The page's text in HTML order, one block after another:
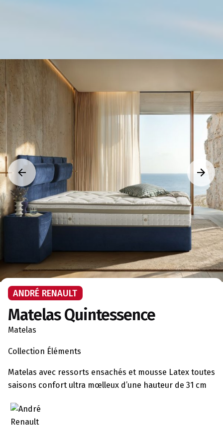
ANDRÉ RENAULT
Matelas Quintessence
Matelas
Collection Éléments
Matelas avec ressorts ensachés et mousse Latex toutes
saisons confort ultra mœlleux d’une hauteur de 31 cm